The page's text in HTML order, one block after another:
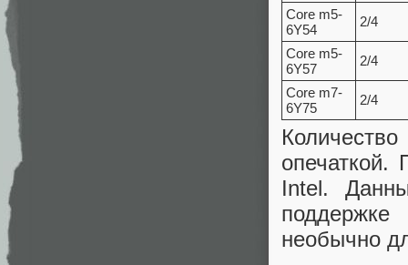
Core m5-
6Y54
2/4
Core m5-
6Y57
2/4
Core m7-
6Y75
2/4
опечаткой.
Intel.
необычно